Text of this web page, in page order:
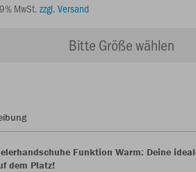
MwSt. zzgl. Versand
Bitte Größe wählen
Funktion Warm: Deine
dem Platz!